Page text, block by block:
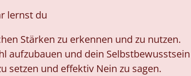
lernst du
Stärken zu erkennen und zu nutzen.
aufzubauen und dein
setzen und effektiv Nein zu sagen.